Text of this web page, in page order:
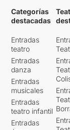
Categorías
destacadas
Entradas
teatro
Entradas
danza
Entradas
musicales
Entradas
teatro infantil
Entradas